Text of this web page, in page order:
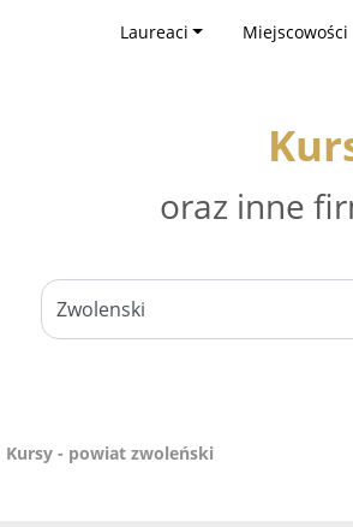
Laureaci Miejscowości
oraz inne
Kursy - powiat zwoleński